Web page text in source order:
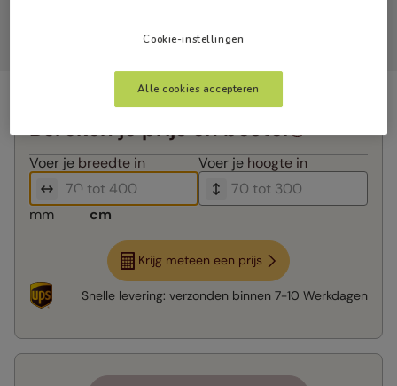
Bereken je prijs en bestel
Voer je breedte in Voer je hoogte in
mm cm
Krijg meteen een prijs
Snelle levering: verzonden binnen 7-10 Werkdagen
Cookie-instellingen
Alle cookies accepteren